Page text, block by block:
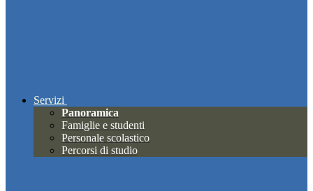
Servizi
Panoramica
Famiglie e studenti
Personale scolastico
Percorsi di studio